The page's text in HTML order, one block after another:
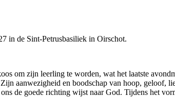
in de Sint-Petrusbasiliek in Oirschot.
om zijn leerling te worden, wat het laatste
aanwezigheid en boodschap van hoop, geloof,
de goede richting wijst naar God. Tijdens het